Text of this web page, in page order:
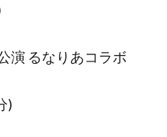
演 るなりあコラボ
)